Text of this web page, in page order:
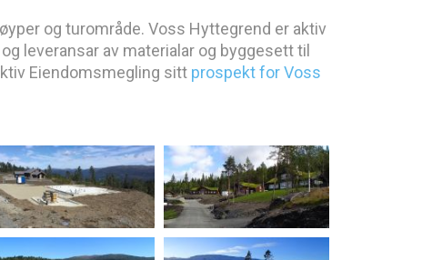
og turområde. Voss Hyttegrend er aktiv
leveransar av materialar og byggesett til
Eiendomsmegling sitt prospekt for Voss